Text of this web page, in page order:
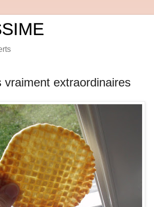
vraiment extraordinaires